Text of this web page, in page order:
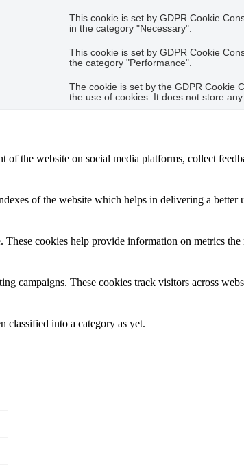
This cookie is set by GDPR Cookie
in the category "Necessary".
This cookie is set by GDPR Cookie
the category "Performance".
The cookie is set by the GDPR Cookie
the use of cookies. It does not store any
the website on social media platforms, collect
of the website which helps in delivering a better
cookies help provide information on metrics
campaigns. These cookies track visitors across
classified into a category as yet.